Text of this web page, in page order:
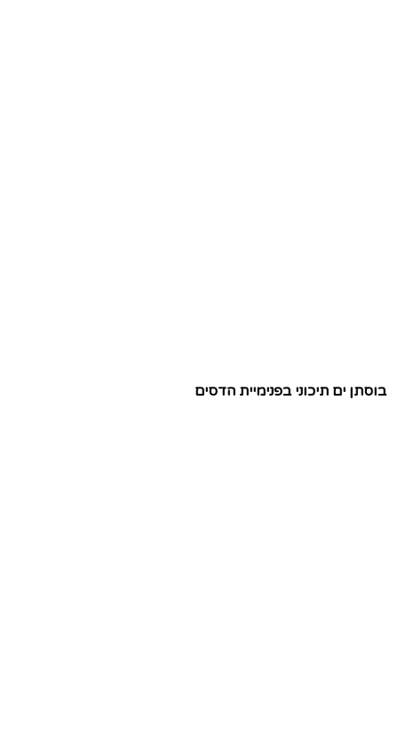
בוסתן ים תיכוני בפנימיית הדסים